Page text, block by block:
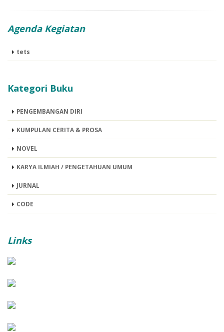
Agenda Kegiatan
tets
Kategori Buku
PENGEMBANGAN DIRI
KUMPULAN CERITA & PROSA
NOVEL
KARYA ILMIAH / PENGETAHUAN UMUM
JURNAL
CODE
Links